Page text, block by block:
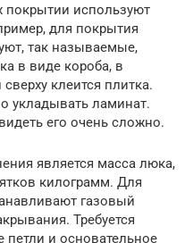
покрытии используют
для покрытия
так называемые,
в виде короба, в
клеится плитка.
укладывать ламинат.
его очень сложно.
является масса люка,
килограмм. Для
газовый
Требуется
и основательное